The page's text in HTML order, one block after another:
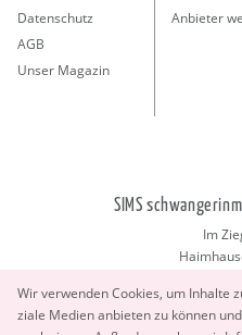
Wir ver­wen­den Coo­kies, um In­hal­te
zia­le Me­di­en an­bie­ten zu kön­nen
Datenschutz
AGB
Unser Magazin
Anbieter
SIMS
Im